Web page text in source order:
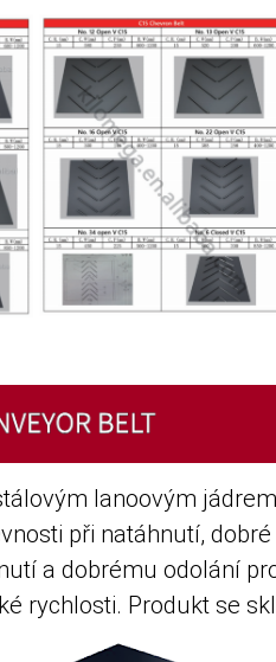
lanoovým
při natáhnutí,
a dobrému odolání
rychlosti. Produkt se